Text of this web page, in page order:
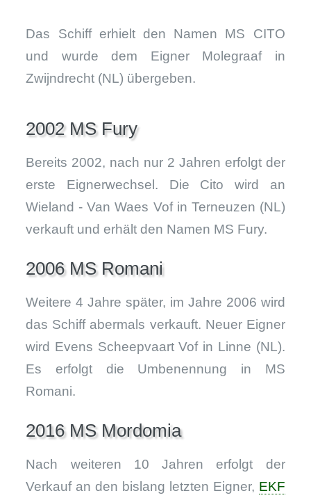
Das Schiff erhielt den Namen MS CITO
und wurde dem Eigner Molegraaf in
Zwijndrecht (NL) übergeben.
2002 MS Fury
Bereits 2002, nach nur 2 Jahren erfolgt der
erste Eignerwechsel. Die Cito wird an
Wieland - Van Waes Vof in Terneuzen (NL)
verkauft und erhält den Namen MS Fury.
2006 MS Romani
Weitere 4 Jahre später, im Jahre 2006 wird
das Schiff abermals verkauft. Neuer Eigner
wird Evens Scheepvaart Vof in Linne (NL).
Es erfolgt die Umbenennung in MS
Romani.
2016 MS Mordomia
Nach weiteren 10 Jahren erfolgt der
Verkauf an den bislang letzten Eigner, EKF